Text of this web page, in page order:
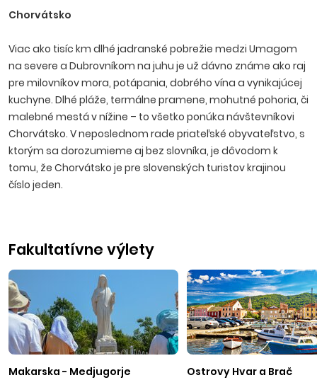
Chorvátsko
Viac ako tisíc km dlhé jadranské pobrežie medzi Umagom
na severe a Dubrovníkom na juhu je už dávno známe ako raj
pre milovníkov mora, potápania, dobrého vína a vynikajúcej
kuchyne. Dlhé pláže, termálne pramene, mohutné pohoria, či
malebné mestá v nížine – to všetko ponúka návštevníkovi
Chorvátsko. V neposlednom rade priateľské obyvateľstvo, s
ktorým sa dorozumieme aj bez slovníka, je dôvodom k
tomu, že Chorvátsko je pre slovenských turistov krajinou
číslo jeden.
Fakultatívne výlety
Makarska - Medjugorje Ostrovy Hvar a Brač